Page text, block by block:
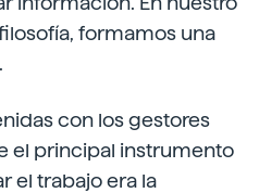
formamos una
con los gestores
el principal instrumento
el trabajo era la